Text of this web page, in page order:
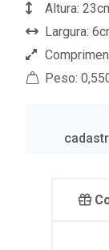
Altura:
Largura:
Peso: